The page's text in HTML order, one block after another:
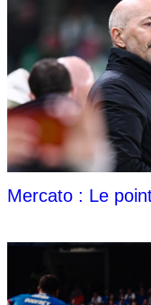
Mercato : Le